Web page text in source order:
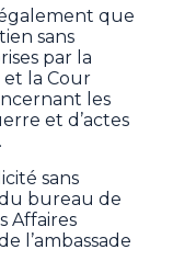
que
sans
par la
la Cour
les
et d’actes
sans
bureau de
Affaires
l’ambassade